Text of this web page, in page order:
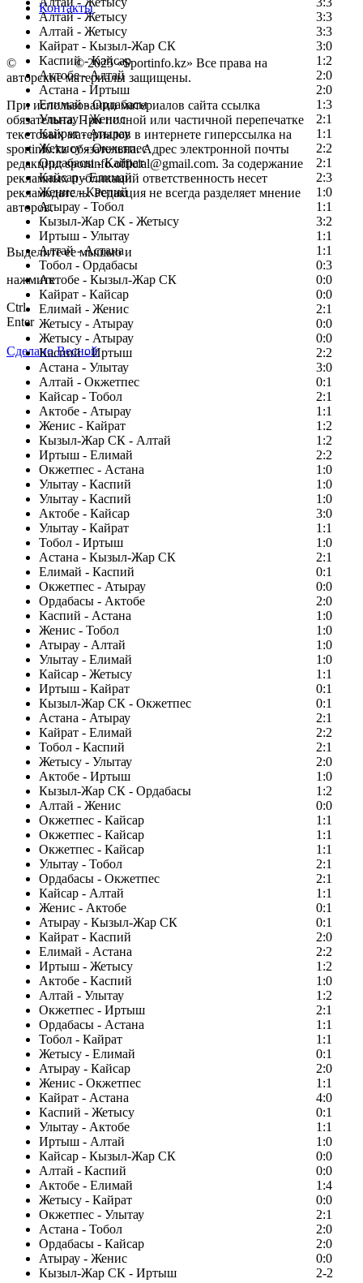
Алтай - Жетысу
3:3
Алтай - Жетысу
3:3
Кайрат - Кызыл-Жар СК
3:0
Каспий - Кайсар
1:2
Актобе - Алтай
2:0
Астана - Иртыш
2:0
Елимай - Ордабасы
1:3
Улытау - Женис
2:1
Кайрат - Атырау
1:1
Жетысу - Окжетпес
2:2
Ордабасы - Кайрат
2:1
Кайсар - Елимай
2:3
Женис - Каспий
1:0
Атырау - Тобол
1:1
Кызыл-Жар СК - Жетысу
3:2
Иртыш - Улытау
1:1
Алтай - Астана
1:1
Тобол - Ордабасы
0:3
Актобе - Кызыл-Жар СК
0:0
Кайрат - Кайсар
0:0
Елимай - Женис
2:1
Жетысу - Атырау
0:0
Жетысу - Атырау
0:0
Каспий - Иртыш
2:2
Астана - Улытау
3:0
Алтай - Окжетпес
0:1
Кайсар - Тобол
2:1
Актобе - Атырау
1:1
Женис - Кайрат
1:2
Кызыл-Жар СК - Алтай
1:2
Иртыш - Елимай
2:2
Окжетпес - Астана
1:0
Улытау - Каспий
1:0
Улытау - Каспий
1:0
Актобе - Кайсар
3:0
Улытау - Кайрат
1:1
Тобол - Иртыш
1:0
Астана - Кызыл-Жар СК
2:1
Елимай - Каспий
0:1
Окжетпес - Атырау
0:0
Ордабасы - Актобе
2:0
Каспий - Астана
1:0
Женис - Тобол
1:0
Атырау - Алтай
1:0
Улытау - Елимай
1:0
Кайсар - Жетысу
1:1
Иртыш - Кайрат
0:1
Кызыл-Жар СК - Окжетпес
0:1
Астана - Атырау
2:1
Кайрат - Елимай
2:2
Тобол - Каспий
2:1
Жетысу - Улытау
2:0
Актобе - Иртыш
1:0
Кызыл-Жар СК - Ордабасы
1:2
Алтай - Женис
0:0
Окжетпес - Кайсар
1:1
Окжетпес - Кайсар
1:1
Окжетпес - Кайсар
1:1
Улытау - Тобол
2:1
Ордабасы - Окжетпес
2:1
Кайсар - Алтай
1:1
Женис - Актобе
0:1
Атырау - Кызыл-Жар СК
0:1
Кайрат - Каспий
2:0
Елимай - Астана
2:2
Иртыш - Жетысу
1:2
Актобе - Каспий
1:0
Алтай - Улытау
1:2
Окжетпес - Иртыш
2:1
Ордабасы - Астана
1:1
Тобол - Кайрат
1:1
Жетысу - Елимай
0:1
Атырау - Кайсар
2:0
Женис - Окжетпес
1:1
Кайрат - Астана
4:0
Каспий - Жетысу
0:1
Улытау - Актобе
1:1
Иртыш - Алтай
1:0
Кайсар - Кызыл-Жар СК
0:0
Алтай - Каспий
0:0
Актобе - Елимай
1:4
Жетысу - Кайрат
0:0
Окжетпес - Улытау
2:1
Астана - Тобол
2:0
Ордабасы - Кайсар
2:0
Атырау - Женис
0:0
Кызыл-Жар СК - Иртыш
2-2
Контакты
© Copyright© 2025 «Sportinfo.kz» Все права на
авторские материалы защищены.
При использовании материалов сайта ссылка
обязательна. При полной или частичной перепечатке
текстовых материалов в интернете гиперссылка на
sportinfo.kz обязательна. Адрес электронной почты
редакции: sportinfo.official@gmail.com. За содержание
рекламных публикаций ответственность несет
рекламодатель. Редакция не всегда разделяет мнение
авторов.
Заметили ошибку в тексте?
Выделите ее мышью и
нажмите
Ctrl
Enter
Сделано Весной